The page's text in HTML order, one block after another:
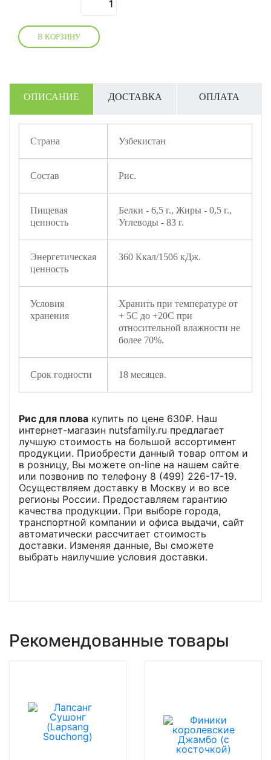
В КОРЗИНУ
ОПИСАНИЕ ДОСТАВКА ОПЛАТА
Страна Узбекистан
Состав Рис.
Пищевая
ценность
Белки - 6,5 г., Жиры - 0,5 г.,
Углеводы - 83 г.
Энергетическая
ценность
360 Ккал/1506 кДж.
Условия
хранения
Хранить при температуре от
+ 5С до +20С при
относительной влажности не
более 70%.
Срок годности 18 месяцев.
Рис для плова купить по цене 630₽. Наш
интернет-магазин nutsfamily.ru предлагает
лучшую стоимость на большой ассортимент
продукции. Приобрести данный товар оптом и
в розницу, Вы можете on-line на нашем сайте
или позвонив по телефону 8 (499) 226-17-19.
Осуществляем доставку в Москву и во все
регионы России. Предоставляем гарантию
качества продукции. При выборе города,
транспортной компании и офиса выдачи, сайт
автоматически рассчитает стоимость
доставки. Изменяя данные, Вы сможете
выбрать наилучшие условия доставки.
Рекомендованные товары